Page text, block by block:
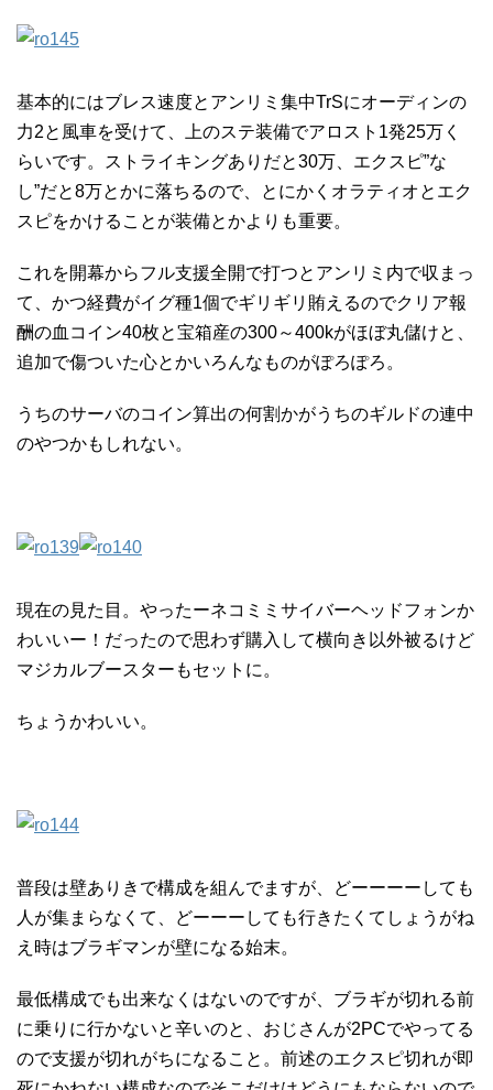
基本的にはブレス速度とアンリミ集中TrSにオーディンの
力2と風車を受けて、上のステ装備でアロスト1発25万く
らいです。ストライキングありだと30万、エクスピ”な
し”だと8万とかに落ちるので、とにかくオラティオとエク
スピをかけることが装備とかよりも重要。
これを開幕からフル支援全開で打つとアンリミ内で収まっ
て、かつ経費がイグ種1個でギリギリ賄えるのでクリア報
酬の血コイン40枚と宝箱産の300～400kがほぼ丸儲けと、
追加で傷ついた心とかいろんなものがぽろぽろ。
うちのサーバのコイン算出の何割かがうちのギルドの連中
のやつかもしれない。
現在の見た目。やったーネコミミサイバーヘッドフォンか
わいいー！だったので思わず購入して横向き以外被るけど
マジカルブースターもセットに。
ちょうかわいい。
普段は壁ありきで構成を組んでますが、どーーーーしても
人が集まらなくて、どーーーしても行きたくてしょうがね
え時はブラギマンが壁になる始末。
最低構成でも出来なくはないのですが、ブラギが切れる前
に乗りに行かないと辛いのと、おじさんが2PCでやってる
ので支援が切れがちになること。前述のエクスピ切れが即